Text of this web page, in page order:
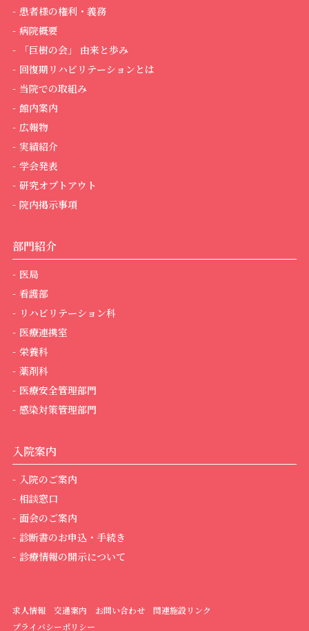
患者様の権利・義務
病院概要
「巨樹の会」 由来と歩み
回復期リハビリテーションとは
当院での取組み
館内案内
広報物
実績紹介
学会発表
研究オプトアウト
院内掲示事項
部門紹介
医局
看護部
リハビリテーション科
医療連携室
栄養科
薬剤科
医療安全管理部門
感染対策管理部門
入院案内
入院のご案内
相談窓口
面会のご案内
診断書のお申込・手続き
診療情報の開示について
求人情報 交通案内 お問い合わせ
関連施設リンク
プライバシーポリシー